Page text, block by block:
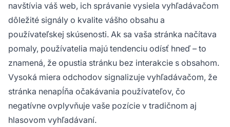
navštívia váš web, ich správanie vysiela vyhľadávačom
dôležité signály o kvalite vášho obsahu a
používateľskej skúsenosti. Ak sa vaša stránka načítava
pomaly, používatelia majú tendenciu odísť hneď – to
znamená, že opustia stránku bez interakcie s obsahom.
Vysoká miera odchodov signalizuje vyhľadávačom, že
stránka nenapĺňa očakávania používateľov, čo
negatívne ovplyvňuje vaše pozície v tradičnom aj
hlasovom vyhľadávaní.